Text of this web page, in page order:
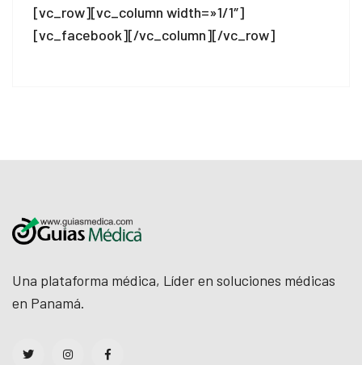
[vc_row][vc_column width=»1/1″]
[vc_facebook][/vc_column][/vc_row]
Una plataforma médica, Líder en soluciones médicas
en Panamá.